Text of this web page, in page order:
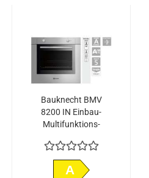
Bauknecht BMV
8200 IN Einbau-
Multifunktions-
A